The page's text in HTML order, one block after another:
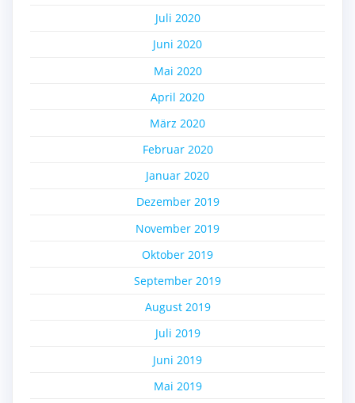
Juli 2020
Juni 2020
Mai 2020
April 2020
März 2020
Februar 2020
Januar 2020
Dezember 2019
November 2019
Oktober 2019
September 2019
August 2019
Juli 2019
Juni 2019
Mai 2019